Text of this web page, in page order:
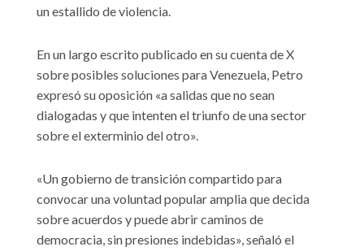
un estallido de violencia.
En un largo escrito publicado en su cuenta de X
sobre posibles soluciones para Venezuela, Petro
expresó su oposición «a salidas que no sean
dialogadas y que intenten el triunfo de una sector
sobre el exterminio del otro».
«Un gobierno de transición compartido para
convocar una voluntad popular amplia que decida
sobre acuerdos y puede abrir caminos de
democracia, sin presiones indebidas», señaló el